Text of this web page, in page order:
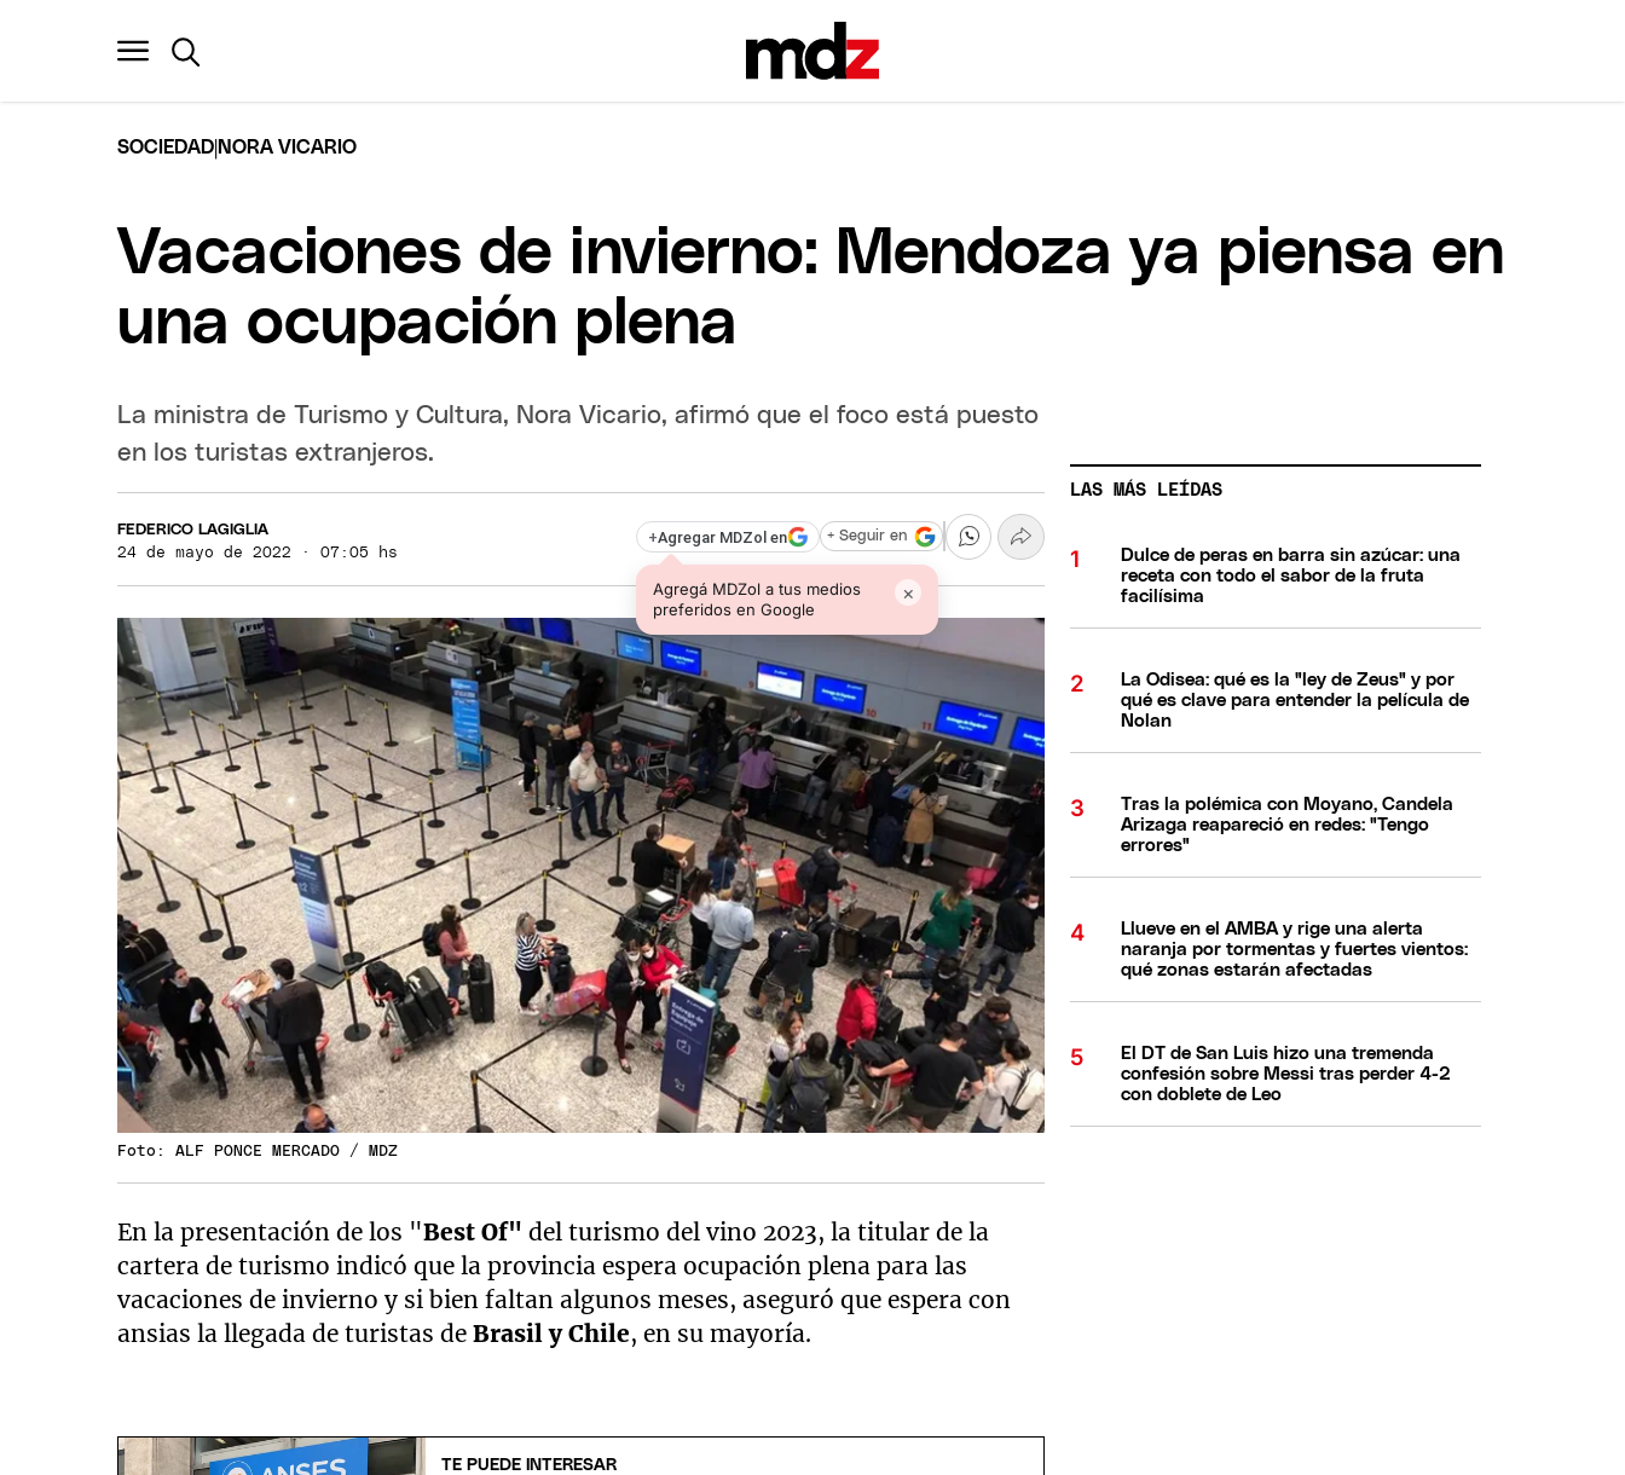
SOCIEDAD NORA VICARIO
Vacaciones de invierno: Mendoza ya piensa en
una ocupación plena
La ministra de Turismo y Cultura, Nora Vicario, afirmó que el foco está puesto
en los turistas extranjeros.
FEDERICO LAGIGLIA
24 de mayo de 2022 · 07:05 hs
+Agregar MDZol en
Agregá MDZol a tus medios
preferidos en Google
×
+ Seguir en
Foto: ALF PONCE MERCADO / MDZ
En la presentación de los "Best Of"del turismo del vino 2023, la titular de la
cartera de turismo indicó que la provincia espera ocupación plena para las
vacaciones de invierno y si bien faltan algunos meses, aseguró que espera con
ansias la llegada de turistas deBrasil y Chile, en su mayoría.
TE PUEDE INTERESAR
LAS MÁS LEÍDAS
Dulce de peras en barra sin azúcar: una
receta con todo el sabor de la fruta
facilísima
La Odisea: qué es la "ley de Zeus" y por
qué es clave para entender la película de
Nolan
Tras la polémica con Moyano, Candela
Arizaga reapareció en redes: "Tengo
errores"
Llueve en el AMBA y rige una alerta
naranja por tormentas y fuertes vientos:
qué zonas estarán afectadas
El DT de San Luis hizo una tremenda
confesión sobre Messi tras perder 4-2
con doblete de Leo